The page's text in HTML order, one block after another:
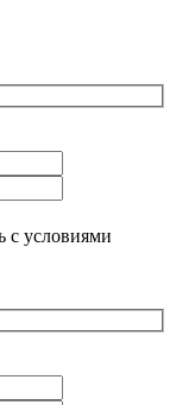
с условиями